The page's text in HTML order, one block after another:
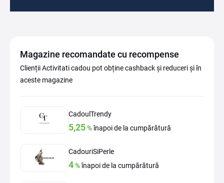
Magazine recomandate cu recompense
Clienții Activitati cadou pot obține cashback și reduceri și în
aceste magazine
CadoulTrendy
5,25%înapoi de la cumpărătură
CadouriSiPerle
4%înapoi de la cumpărătură